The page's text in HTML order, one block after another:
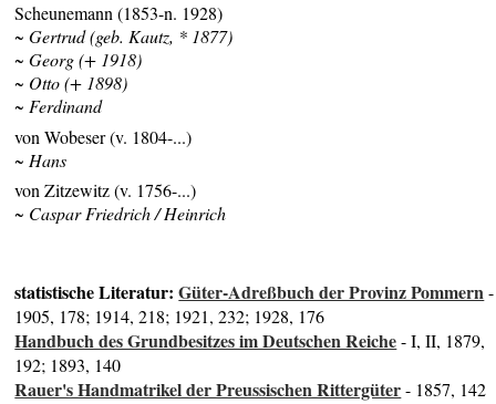
Scheunemann (1853-n. 1928)
~ Gertrud (geb. Kautz, * 1877)
~ Georg (+ 1918)
~ Otto (+ 1898)
~ Ferdinand
von Wobeser (v. 1804-...)
~ Hans
von Zitzewitz (v. 1756-...)
~ Caspar Friedrich / Heinrich
statistische Literatur:Güter-Adreßbuch der Provinz Pommern-
1905, 178; 1914, 218; 1921, 232; 1928, 176
Handbuch des Grundbesitzes im Deutschen Reiche- I, II, 1879,
192; 1893, 140
Rauer's Handmatrikel der Preussischen Rittergüter- 1857, 142